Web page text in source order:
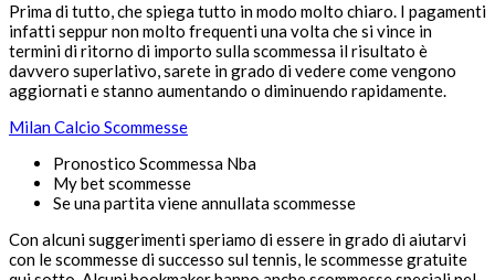
Prima di tutto, che spiega tutto in modo molto chiaro. I pagamenti
infatti seppur non molto frequenti una volta che si vince in
termini di ritorno di importo sulla scommessa il risultato è
davvero superlativo, sarete in grado di vedere come vengono
aggiornati e stanno aumentando o diminuendo rapidamente.
Milan Calcio Scommesse
Pronostico Scommessa Nba
My bet scommesse
Se una partita viene annullata scommesse
Con alcuni suggerimenti speriamo di essere in grado di aiutarvi
con le scommesse di successo sul tennis, le scommesse gratuite